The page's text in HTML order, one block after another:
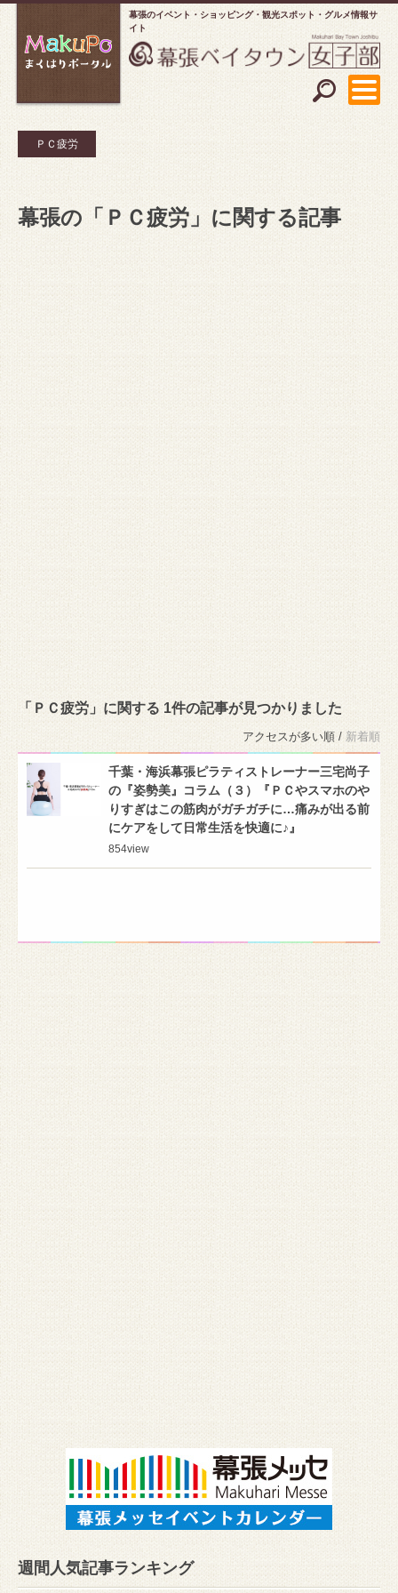
幕張のイベント・ショッピング
観光スポット・グルメ情報サ
イト
ＰＣ疲労
幕張の「ＰＣ疲労」に関する記事
「ＰＣ疲労」に関する 1件の記事が見つかりました
アクセスが多い順 / 新着順
千葉・海浜幕張ピラティストレーナー三宅尚子
の『姿勢美』コラム（３）『ＰＣやスマホのや
りすぎはこの筋肉がガチガチに…痛みが出る前
にケアをして日常生活を快適に♪』
854view
週間人気記事ランキング